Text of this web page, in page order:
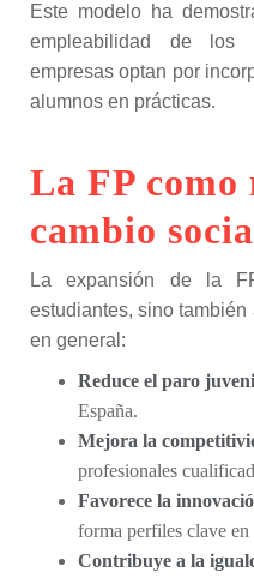
Este modelo ha
empleabilidad de los
empresas optan por
alumnos en prácticas.
La FP como
cambio
La expansión de la
estudiantes, sino
en general:
Reduce el paro
España.
Mejora la
profesionales
Favorece la
forma perfiles clave en
Contribuye a la